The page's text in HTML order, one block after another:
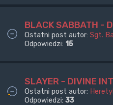
BLACK SABBATH -
Ostatni post autor: Sgt.
Odpowiedzi: 15
SLAYER - DIVINE
Ostatni post autor:
Odpowiedzi: 33